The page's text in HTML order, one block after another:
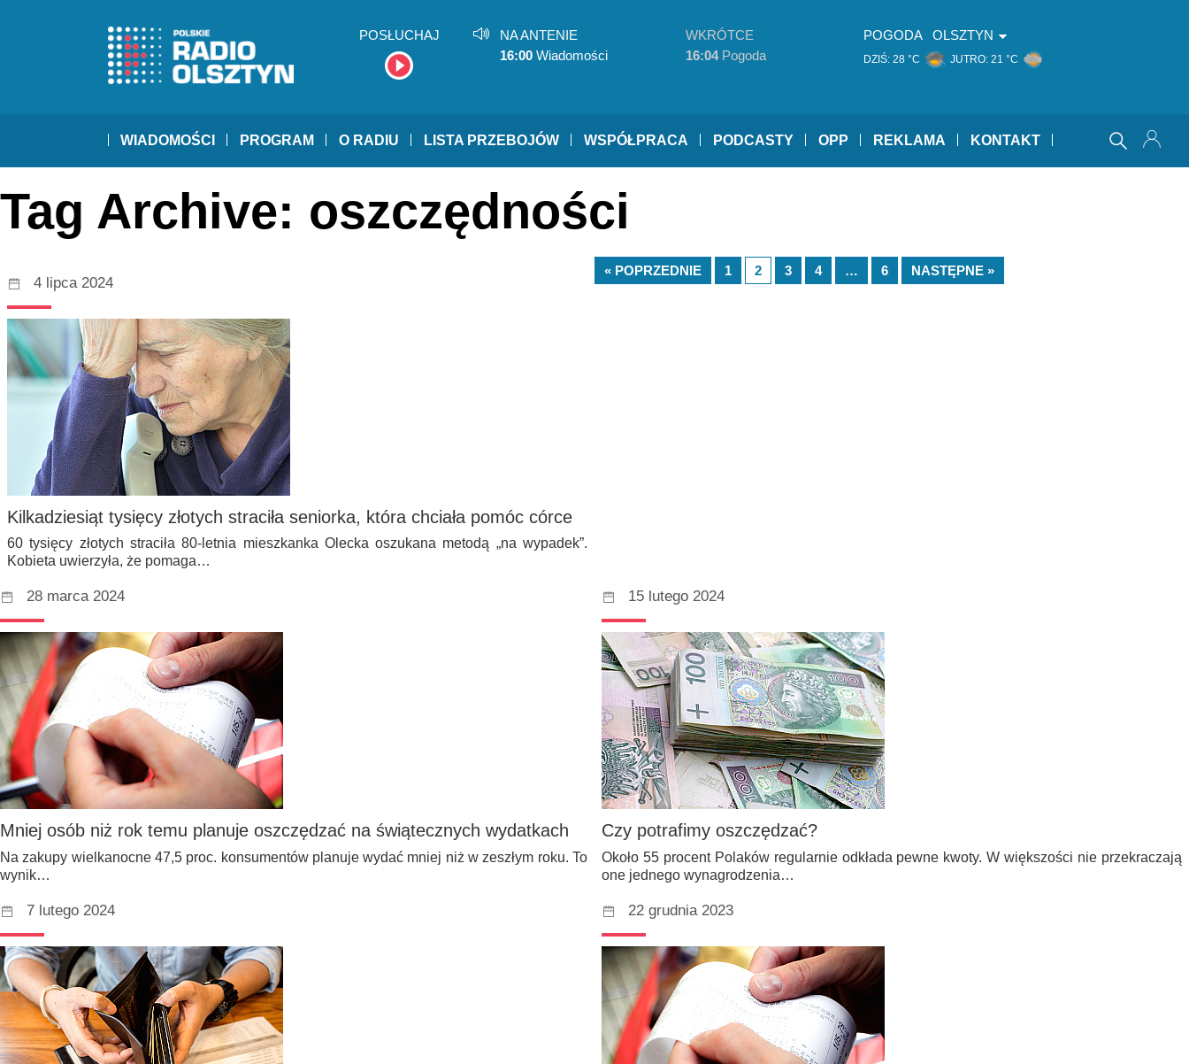
POSŁUCHAJ
NA ANTENIE
16:00 Wiadomości
WKRÓTCE
16:04Pogoda
POGODA OLSZTYN
DZIŚ: 28 °C JUTRO: 21 °C
WIADOMOŚCI PROGRAM O RADIU LISTA PRZEBOJÓW WSPÓŁPRACA PODCASTY OPP REKLAMA KONTAKT
Tag Archive: oszczędności
4 lipca 2024
Kilkadziesiąt tysięcy złotych straciła seniorka, która chciała pomóc córce
60 tysięcy złotych straciła 80-letnia mieszkanka Olecka oszukana metodą „na wypadek”.
Kobieta uwierzyła, że pomaga…
28 marca 2024
Mniej osób niż rok temu planuje oszczędzać na świątecznych wydatkach
Na zakupy wielkanocne 47,5 proc. konsumentów planuje wydać mniej niż w zeszłym roku. To
wynik…
15 lutego 2024
Czy potrafimy oszczędzać?
Około 55 procent Polaków regularnie odkłada pewne kwoty. W większości nie przekraczają
one jednego wynagrodzenia…
7 lutego 2024 22 grudnia 2023
« POPRZEDNIE 1 2 3 4 … 6 NASTĘPNE »